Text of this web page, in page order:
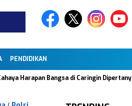
PENDIDIKAN
Bangsa di Caringin Dipertanyakan